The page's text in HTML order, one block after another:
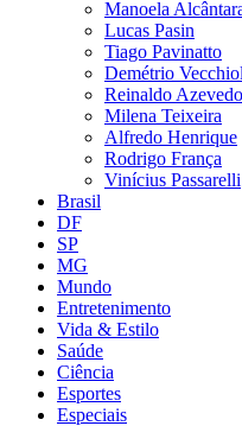
Manoela
Lucas Pasin
Tiago Pavinatto
Demétrio
Reinaldo Azevedo
Milena Teixeira
Alfredo Henrique
Rodrigo França
Vinícius Passarelli
Brasil
DF
SP
MG
Mundo
Entretenimento
Vida & Estilo
Saúde
Ciência
Esportes
Especiais